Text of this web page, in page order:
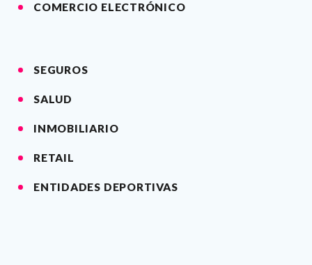
COMERCIO ELECTRÓNICO
SEGUROS
SALUD
INMOBILIARIO
RETAIL
ENTIDADES DEPORTIVAS